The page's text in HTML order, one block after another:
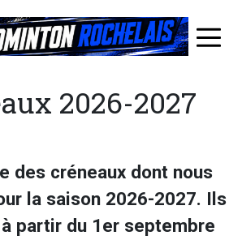
≡
2026-2027
des créneaux dont nous
la saison 2026-2027. Ils
partir du 1er septembre